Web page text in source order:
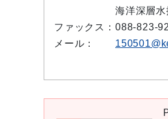
海洋深層
ファックス： 088-823-
メール：